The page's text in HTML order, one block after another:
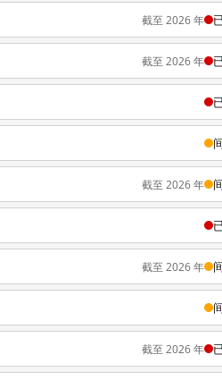
截至 2026 年
截至 2026 年
截至 2026 年
截至 2026 年
截至 2026 年